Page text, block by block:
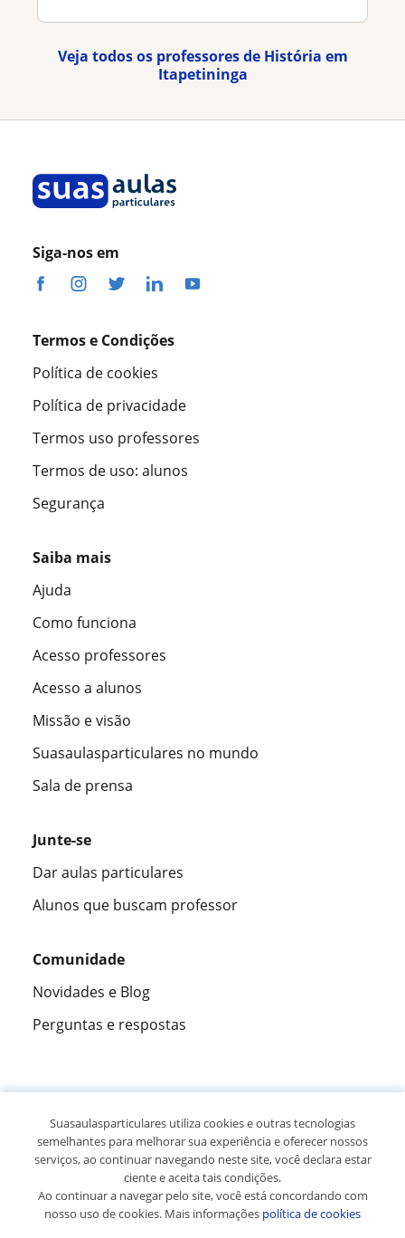
Veja todos os professores de História em
Itapetininga
Siga-nos em
Termos e Condições
Política de cookies
Política de privacidade
Termos uso professores
Termos de uso: alunos
Segurança
Saiba mais
Ajuda
Como funciona
Acesso professores
Acesso a alunos
Missão e visão
Suasaulasparticulares no mundo
Sala de prensa
Junte-se
Dar aulas particulares
Alunos que buscam professor
Comunidade
Novidades e Blog
Perguntas e respostas
305883opiniões de alunos
© 2007 - 2026 Suas aulas particulares
Suasaulasparticulares utiliza cookies e outras tecnologias
semelhantes para melhorar sua experiência e oferecer nossos
serviços, ao continuar navegando neste site, você declara estar
ciente e aceita tais condições.
Ao continuar a navegar pelo site, você está concordando com
nosso uso de cookies. Mais informações política de cookies